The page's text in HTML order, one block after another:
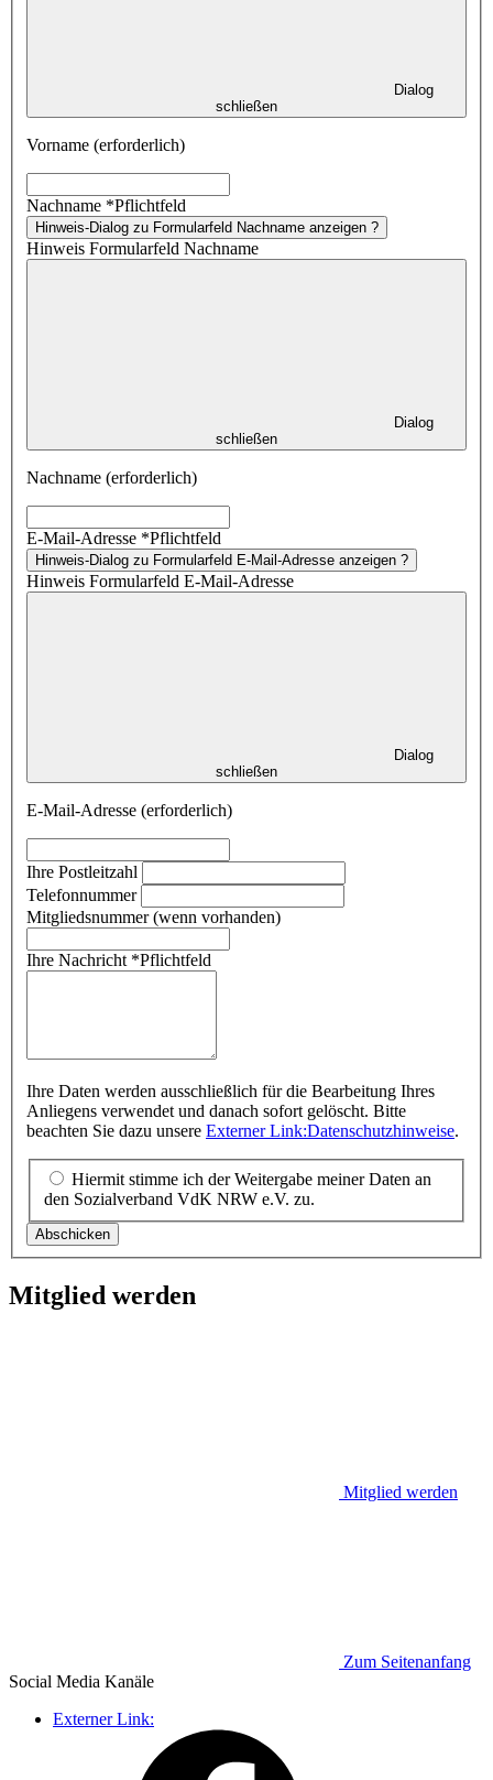
Dialog
schließen
Vorname (erforderlich)
Nachname *Pflichtfeld
Hinweis-Dialog zu Formularfeld Nachname anzeigen ?
Hinweis Formularfeld Nachname
Dialog
schließen
Nachname (erforderlich)
E-Mail-Adresse *Pflichtfeld
Hinweis-Dialog zu Formularfeld E-Mail-Adresse anzeigen ?
Hinweis Formularfeld E-Mail-Adresse
Dialog
schließen
E-Mail-Adresse (erforderlich)
Ihre Postleitzahl
Telefonnummer
Mitgliedsnummer (wenn vorhanden)
Ihre Nachricht *Pflichtfeld
Ihre Daten werden ausschließlich für die Bearbeitung Ihres
Anliegens verwendet und danach sofort gelöscht. Bitte
beachten Sie dazu unsere Externer Link:Datenschutzhinweise.
Hiermit stimme ich der Weitergabe meiner Daten an
den Sozialverband VdK NRW e.V. zu.
Abschicken
Mitglied werden
Mitglied werden
Zum Seitenanfang
Social Media Kanäle
Externer Link: